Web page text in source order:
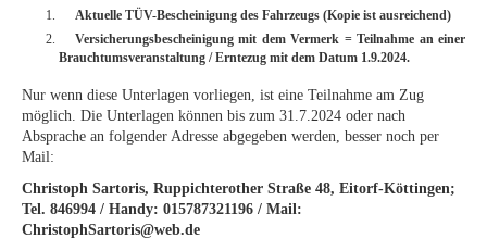
Aktuelle TÜV-Bescheinigung des Fahrzeugs (Kopie ist ausreichend)
Versicherungsbescheinigung mit dem Vermerk = Teilnahme an einer
Brauchtumsveranstaltung / Erntezug mit dem Datum 1.9.2024.
Nur wenn diese Unterlagen vorliegen, ist eine Teilnahme am Zug
möglich. Die Unterlagen können bis zum 31.7.2024 oder nach
Absprache an folgender Adresse abgegeben werden, besser noch per
Mail:
Christoph Sartoris, Ruppichterother Straße 48, Eitorf-Köttingen;
Tel. 846994 / Handy: 015787321196 / Mail:
ChristophSartoris@web.de